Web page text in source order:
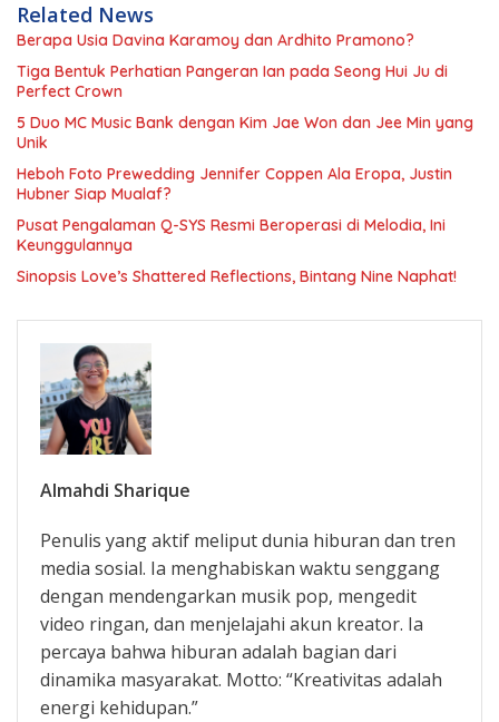
Related News
Berapa Usia Davina Karamoy dan Ardhito Pramono?
Tiga Bentuk Perhatian Pangeran Ian pada Seong Hui Ju di
Perfect Crown
5 Duo MC Music Bank dengan Kim Jae Won dan Jee Min yang
Unik
Heboh Foto Prewedding Jennifer Coppen Ala Eropa, Justin
Hubner Siap Mualaf?
Pusat Pengalaman Q-SYS Resmi Beroperasi di Melodia, Ini
Keunggulannya
Sinopsis Love’s Shattered Reflections, Bintang Nine Naphat!
Almahdi Sharique
Penulis yang aktif meliput dunia hiburan dan tren
media sosial. Ia menghabiskan waktu senggang
dengan mendengarkan musik pop, mengedit
video ringan, dan menjelajahi akun kreator. Ia
percaya bahwa hiburan adalah bagian dari
dinamika masyarakat. Motto: “Kreativitas adalah
energi kehidupan.”